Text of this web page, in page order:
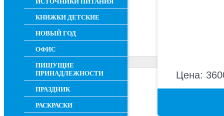
КНИЖКИ ДЕТСКИЕ
НОВЫЙ ГОД
ОФИС
ПИШУЩИЕ
ПРИНАДЛЕЖНОСТИ
ПРАЗДНИК
РАСКРАСКИ
Цена: